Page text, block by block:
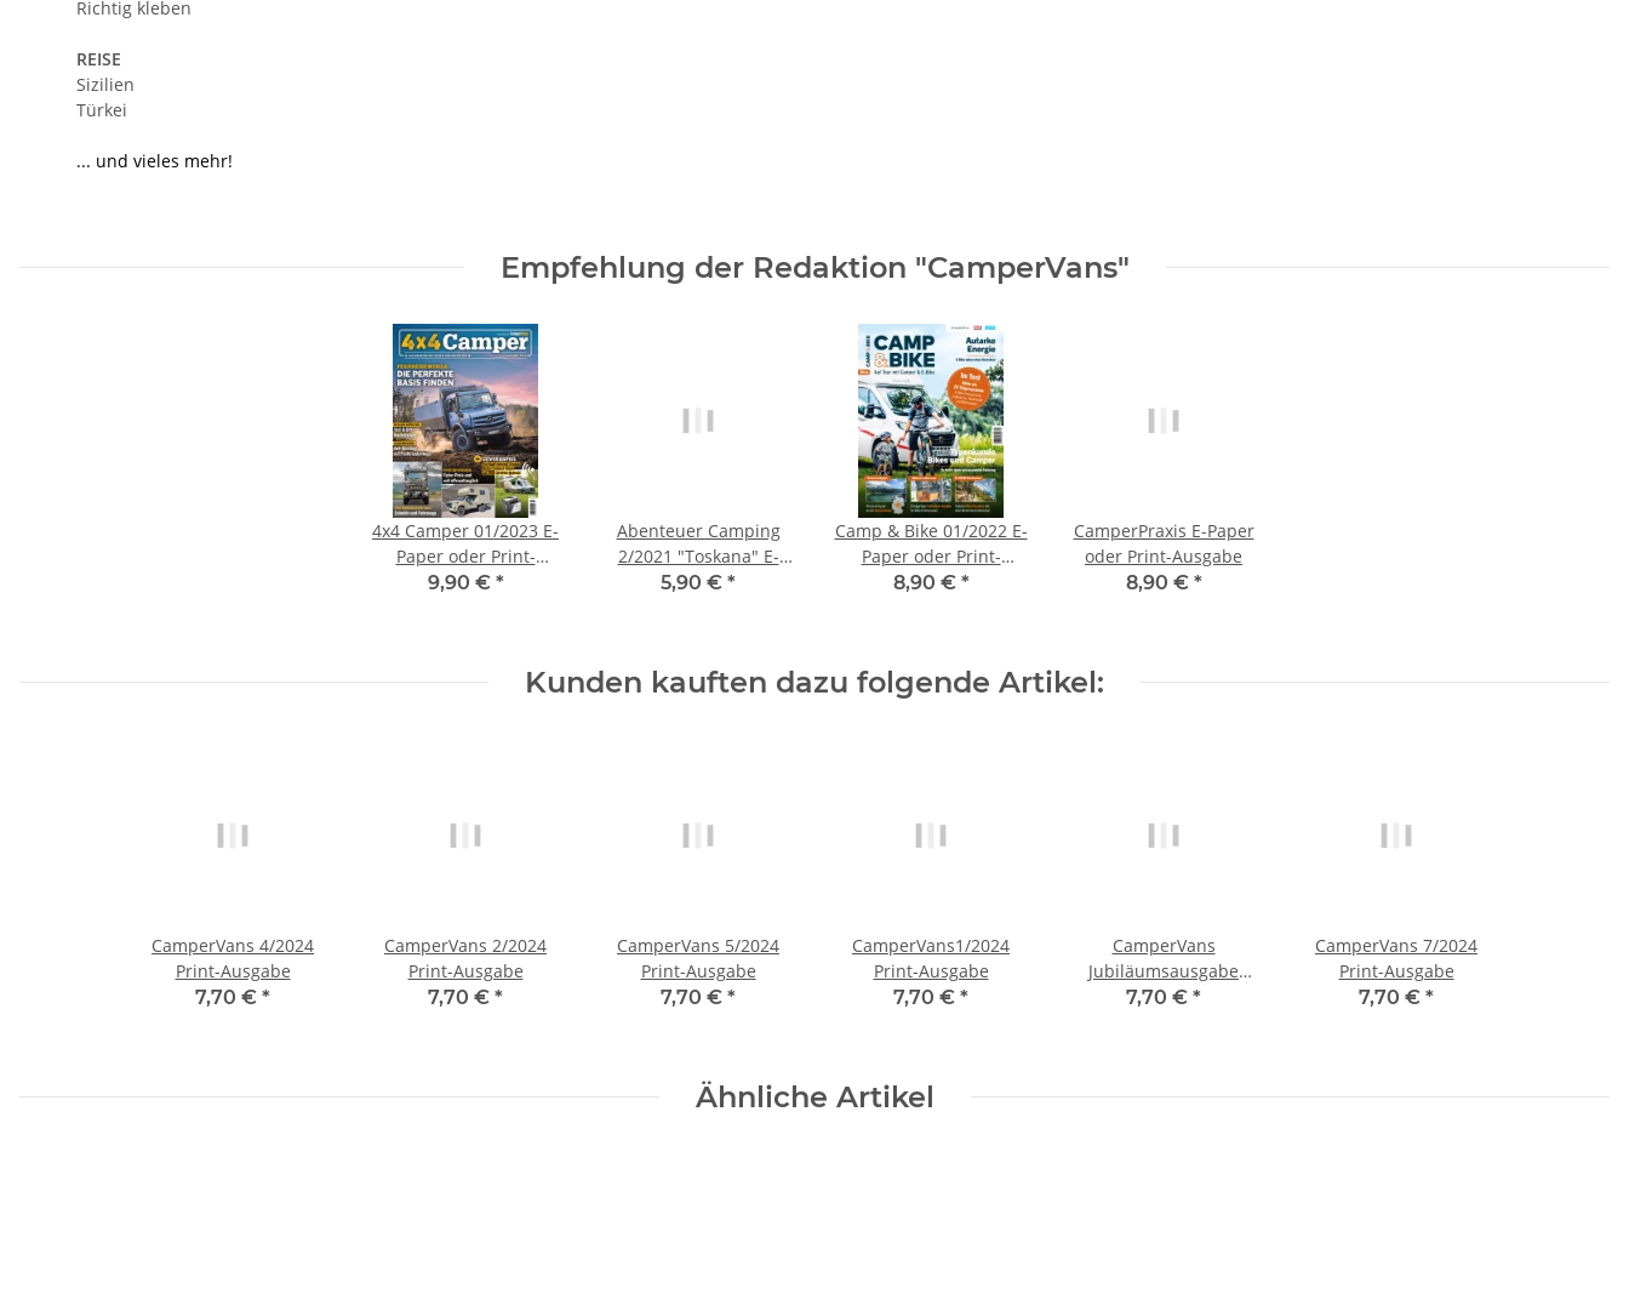
Richtig kleben
REISE
Sizilien
Türkei
... und vieles mehr!
Empfehlung der Redaktion "CamperVans"
4x4 Camper 01/2023 E-
Paper oder Print-
Ausgabe
9,90 € *
Abenteuer Camping
2/2021 "Toskana" E-
Paper oder Print-
5,90 € *
Camp & Bike 01/2022 E-
Paper oder Print-
Ausgabe
8,90 € *
CamperPraxis E-Paper
oder Print-Ausgabe
8,90 € *
Kunden kauften dazu folgende Artikel:
CamperVans 4/2024
Print-Ausgabe
7,70 € *
CamperVans 2/2024
Print-Ausgabe
7,70 € *
CamperVans 5/2024
Print-Ausgabe
7,70 € *
CamperVans1/2024
Print-Ausgabe
7,70 € *
CamperVans
Jubiläumsausgabe
Print-Ausgabe
7,70 € *
CamperVans 7/2024
Print-Ausgabe
7,70 € *
Ähnliche Artikel